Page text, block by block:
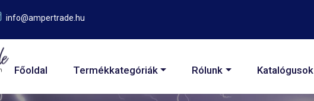
info@ampertrade.hu
Fő navigáció
Főoldal Termékkategóriák Rólunk Katalógusok